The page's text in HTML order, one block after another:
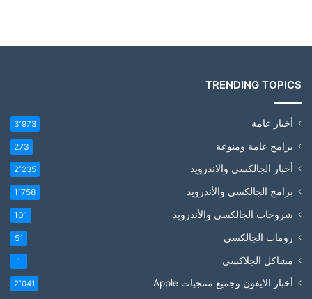
TRENDING TOPICS
أخبار عامة 3٬973
برامج عامة ومنوعة 273
أخبار الجالكسي والاندرويد 2٬235
برامج الجالكسي والأندرويد 1٬758
شروحات الجالكسي والأندرويد 101
رومات الجالكسي 51
مشاكل الجلاكسي 1
أخبار الايفون وجميع منتجيات Apple 2٬041